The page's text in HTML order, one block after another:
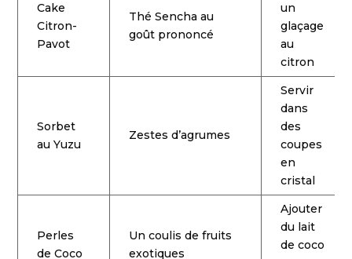
Cake
Citron-
Pavot
Thé Sencha au
goût prononcé
un
glaçage
au
citron
Sorbet
au Yuzu
Zestes d’agrumes
Servir
dans
des
coupes
en
cristal
Perles
de Coco
Un coulis de fruits
exotiques
Ajouter
du lait
de coco